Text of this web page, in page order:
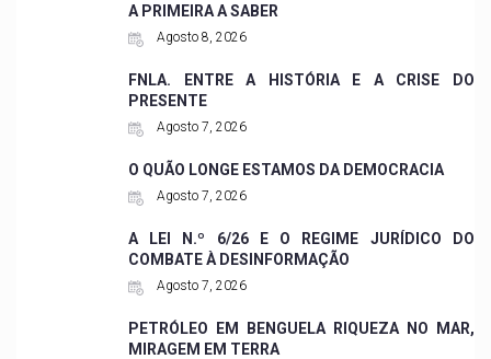
A PRIMEIRA A SABER
Agosto 8, 2026
FNLA. ENTRE A HISTÓRIA E A CRISE DO
PRESENTE
Agosto 7, 2026
O QUÃO LONGE ESTAMOS DA DEMOCRACIA
Agosto 7, 2026
A LEI N.º 6/26 E O REGIME JURÍDICO DO
COMBATE À DESINFORMAÇÃO
Agosto 7, 2026
PETRÓLEO EM BENGUELA RIQUEZA NO MAR,
MIRAGEM EM TERRA